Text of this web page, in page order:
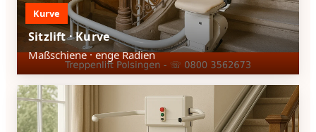
Kurve
Sitzlift · Kurve
Maßschiene · enge Radien